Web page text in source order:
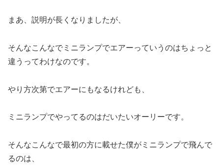
まあ、説明が長くなりましたが、
そんなこんなでミニランプでエアーっていうのはちょっと
違うってわけなのです。
やり方次第でエアーにもなるけれども、
ミニランプでやってるのはだいたいオーリーです。
そんなこんなで最初の方に載せた僕がミニランプで飛んで
るのは、